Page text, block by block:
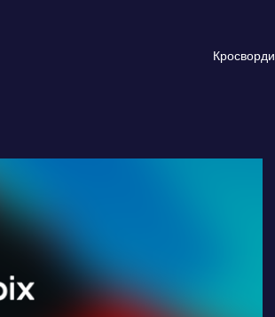
Кросворди